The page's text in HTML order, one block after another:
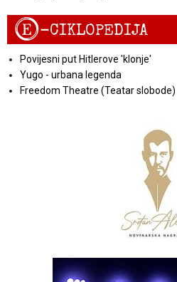
E-CIKLOPEDIJA
Povijesni put Hitlerove 'klonje'
Yugo - urbana legenda
Freedom Theatre (Teatar slobode)